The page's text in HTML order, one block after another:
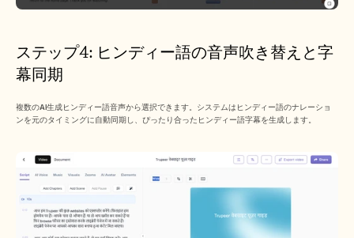
ステップ4: ヒンディー語の音声吹き替えと字
幕同期
複数のAI生成ヒンディー語音声から選択できます。システムはヒンディー語のナレーショ
ンを元のタイミングに自動同期し、ぴったり合ったヒンディー語字幕を生成します。